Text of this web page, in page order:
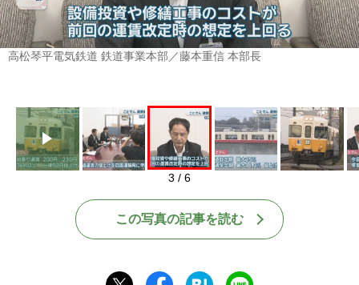
高松琴平電気鉄道 鉄道事業本部／藤本重信 本部長
3 / 6
この写真の記事を読む